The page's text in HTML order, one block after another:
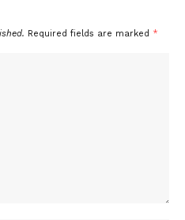
Required fields are marked *